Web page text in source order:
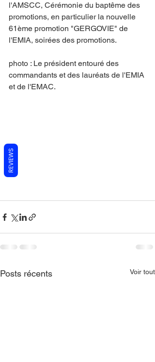
l'AMSCC, Cérémonie du baptême des
promotions, en particulier la nouvelle
61ème promotion "GERGOVIE" de
l'EMIA, soirées des promotions.
photo : Le président entouré des
commandants et des lauréats de l'EMIA
et de l'EMAC.
Posts récents Voir tout
REVIEWS